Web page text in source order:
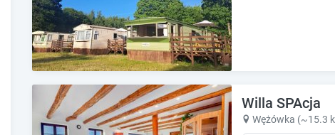
s
s
t
h
e
q
u
e
q
u
Willa SPAcja
Wężówka (~15.3